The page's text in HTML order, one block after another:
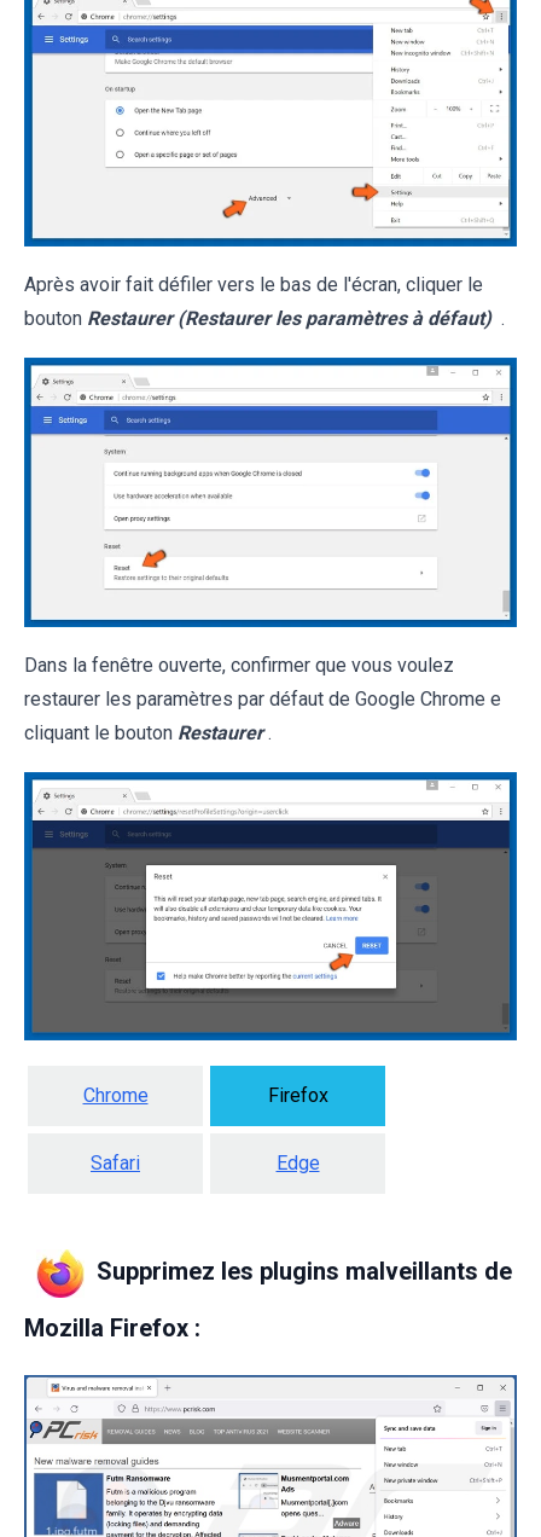
Après avoir fait défiler vers le bas de l'écran, cliquer le
bouton Restaurer (Restaurer les paramètres à défaut) .
Dans la fenêtre ouverte, confirmer que vous voulez
restaurer les paramètres par défaut de Google Chrome e
cliquant le bouton Restaurer .
Chrome Firefox
Safari Edge
Supprimez les plugins malveillants de
Mozilla Firefox :